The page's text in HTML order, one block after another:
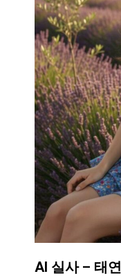
AI 실사 – 태연